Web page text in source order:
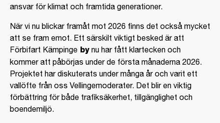
ansvar för klimat och framtida generationer.
När vi nu blickar framåt mot 2026 finns det också mycket
att se fram emot. Ett särskilt viktigt besked är att
Förbifart Kämpinge by nu har fått klartecken och
kommer att påbörjas under de första månaderna 2026.
Projektet har diskuterats under många år och varit ett
vallöfte från oss Vellingemoderater. Det blir en viktig
förbättring för både trafiksäkerhet, tillgänglighet och
boendemiljö.